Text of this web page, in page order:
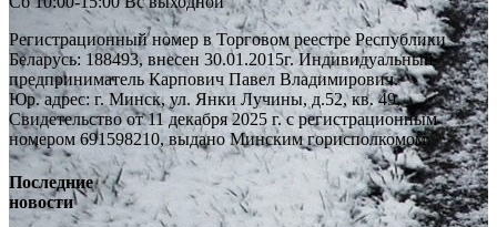
Регистрационный номер в Торговом реестре Республики
Беларусь: 188493, внесен 30.01.2015г. Индивидуальный
предприниматель Карпович Павел Владимирович.
Юр. адрес: г. Минск, ул. Янки Лучины, д.52, кв. 49,
Свидетельство от 11 декабря 2025 г. с регистрационным
номером 691598210, выдано Минским горисполкомом.
Последние
новости